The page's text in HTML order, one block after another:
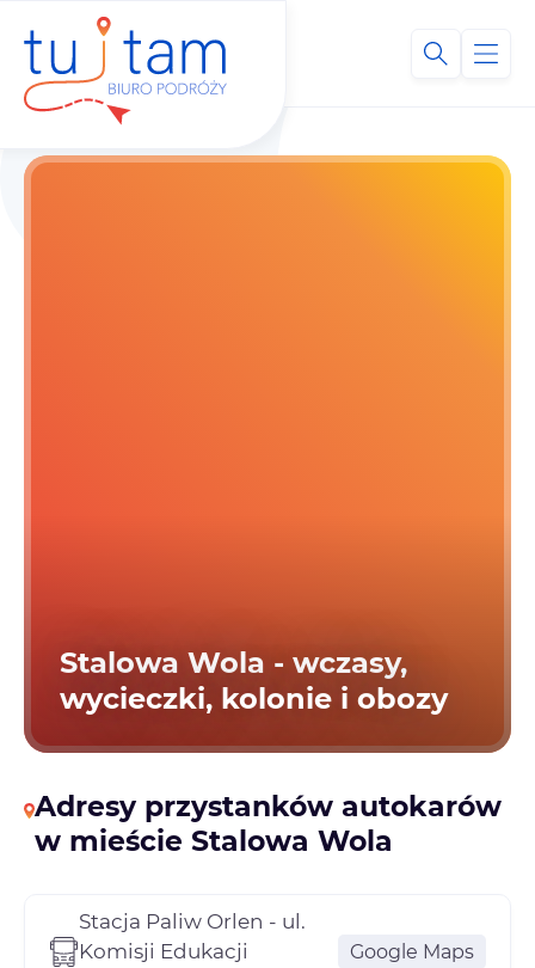
Stalowa Wola - wczasy,
wycieczki, kolonie i obozy
Adresy przystanków autokarów
w mieście Stalowa Wola
Stacja Paliw Orlen - ul.
Komisji Edukacji
Google Maps